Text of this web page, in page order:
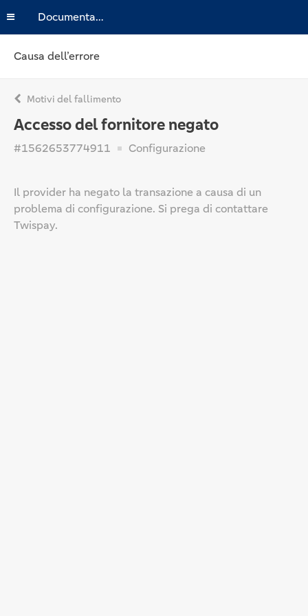
Documentazione
Causa dell’errore
Motivi del fallimento
Accesso del fornitore negato
#1562653774911 Configurazione
Il provider ha negato la transazione a causa di un
problema di configurazione. Si prega di contattare
Twispay.